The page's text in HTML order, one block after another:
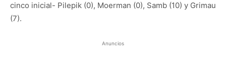
cinco inicial- Pilepik (0), Moerman (0), Samb (10) y Grimau
(7).
Anuncios